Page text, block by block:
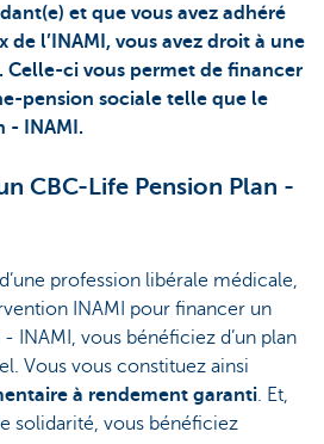
et que vous avez adhéré
l’INAMI, vous avez droit à une
ci vous permet de financer
pension sociale telle que le
- INAMI.
CBC-Life Pension Plan -
profession libérale médicale,
INAMI pour financer un
INAMI, vous bénéficiez d’un plan
Vous vous constituez ainsi
à rendement garanti. Et,
solidarité, vous bénéficiez